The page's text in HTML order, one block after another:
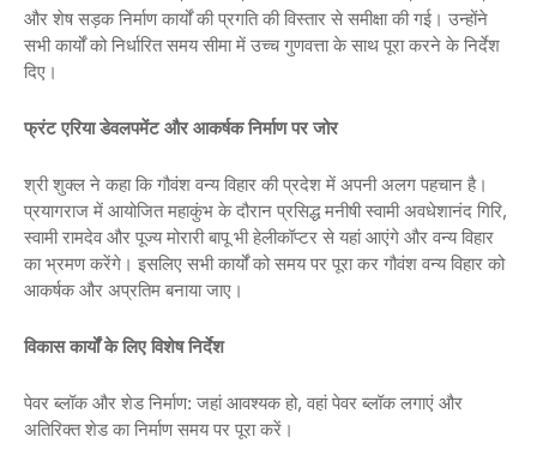
और शेष सड़क निर्माण कार्यों की प्रगति की विस्तार से समीक्षा की गई। उन्होंने
सभी कार्यों को निर्धारित समय सीमा में उच्च गुणवत्ता के साथ पूरा करने के निर्देश
दिए।
फ्रंट एरिया डेवलपमेंट और आकर्षक निर्माण पर जोर
श्री शुक्ल ने कहा कि गौवंश वन्य विहार की प्रदेश में अपनी अलग पहचान है।
प्रयागराज में आयोजित महाकुंभ के दौरान प्रसिद्ध मनीषी स्वामी अवधेशानंद गिरि,
स्वामी रामदेव और पूज्य मोरारी बापू भी हेलीकॉप्टर से यहां आएंगे और वन्य विहार
का भ्रमण करेंगे। इसलिए सभी कार्यों को समय पर पूरा कर गौवंश वन्य विहार को
आकर्षक और अप्रतिम बनाया जाए।
विकास कार्यों के लिए विशेष निर्देश
पेवर ब्लॉक और शेड निर्माण: जहां आवश्यक हो, वहां पेवर ब्लॉक लगाएं और
अतिरिक्त शेड का निर्माण समय पर पूरा करें।